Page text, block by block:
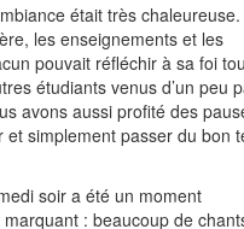
était très
les enseignements et les
pouvait réfléchir à sa foi
étudiants venus d’un peu
avons aussi profité des
et simplement passer du bon
soir a été un moment
: beaucoup de